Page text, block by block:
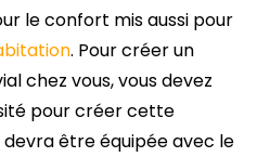
le confort mis aussi pour
. Pour créer un
chez vous, vous devez
pour créer cette
être équipée avec le